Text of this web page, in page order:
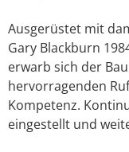
Ausgerüstet mit
Gary Blackburn
erwarb sich der
hervorragenden
Kompetenz.
eingestellt und